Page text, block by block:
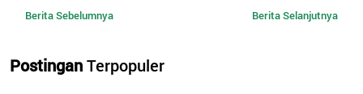
Berita Sebelumnya Berita Selanjutnya
PostinganTerpopuler